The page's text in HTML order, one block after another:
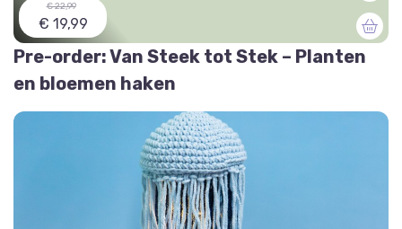
€ 22,99
€ 19,99
Pre-order: Van Steek tot Stek – Planten
en bloemen haken